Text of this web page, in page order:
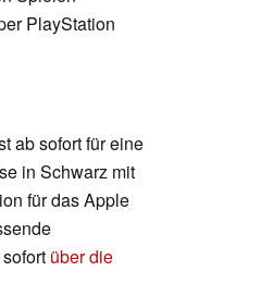
PlayStation
ab sofort für eine
in Schwarz mit
für das Apple
über die